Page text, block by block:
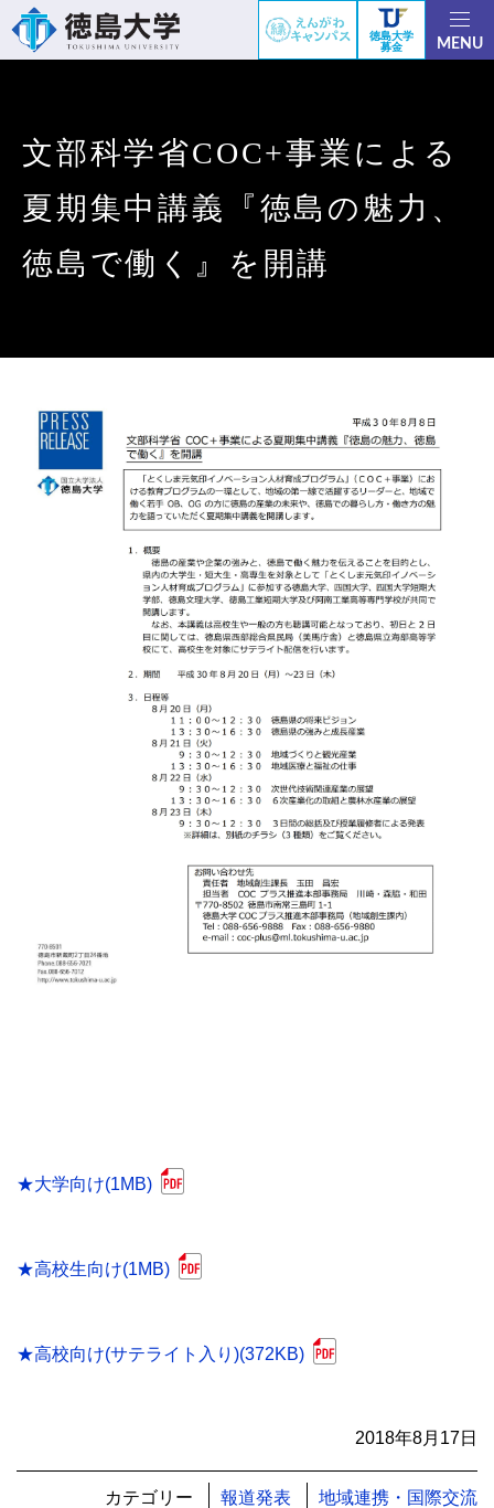
徳島大学
募金
MENU
文部科学省COC+事業による
夏期集中講義『徳島の魅力、
徳島で働く』を開講
★大学向け(1MB)
★高校生向け(1MB)
★高校向け(サテライト入り)(372KB)
2018年8月17日
カテゴリー 報道発表 地域連携・国際交流